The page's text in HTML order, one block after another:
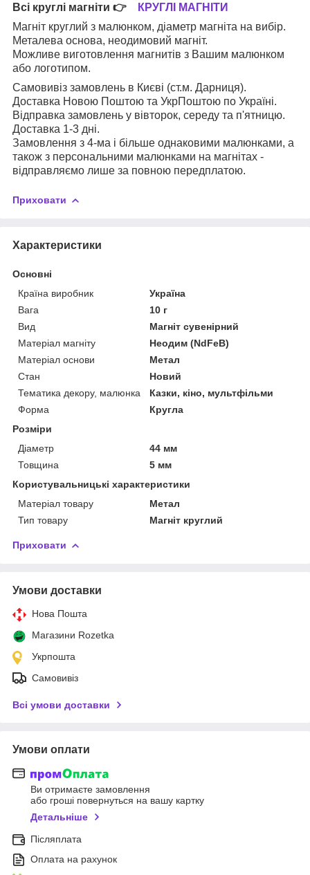
Всі круглі магніти 👉
КРУГЛІ МАГНІТИ
Магніт круглий з малюнком, діаметр магніта на вибір.
Металева основа, неодимовий магніт.
Можливе виготовлення магнитів з Вашим малюнком
або логотипом.
Самовивіз замовлень в Києві (ст.м. Дарниця).
Доставка Новою Поштою та УкрПоштою по Україні.
Відправка замовлень у вівторок, середу та п'ятницю.
Доставка 1-3 дні.
Замовлення з 4-ма і більше однаковими малюнками, а
також з персональними малюнками на магнітах -
відправляємо лише за повною передплатою.
Приховати
Характеристики
Основні
Країна виробник
Україна
Вага
10 г
Вид
Магніт сувенірний
Матеріал магніту
Неодим (NdFeB)
Матеріал основи
Метал
Стан
Новий
Тематика декору, малюнка
Казки, кіно, мультфільми
Форма
Кругла
Розміри
Діаметр
44 мм
Товщина
5 мм
Користувальницькі характеристики
Матеріал товару
Метал
Тип товару
Магніт круглий
Приховати
Умови доставки
Нова Пошта
Магазини Rozetka
Укрпошта
Самовивіз
Всі умови доставки
Умови оплати
Ви отримаєте замовлення
або гроші повернуться на вашу картку
Детальніше
Післяплата
Оплата на рахунок